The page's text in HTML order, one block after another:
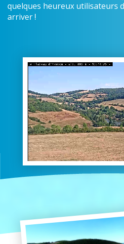
quelques heureux utilisateurs
arriver !